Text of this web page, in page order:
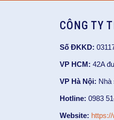
CÔNG TY
Số ĐKKD:
VP HCM: 42A
VP Hà Nội: Nhà
Hotline: 0983
Website: